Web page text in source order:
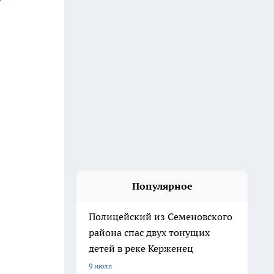
Популярное
Полицейский из Семеновского
района спас двух тонущих
детей в реке Керженец
9 июля